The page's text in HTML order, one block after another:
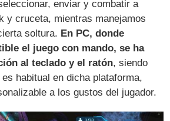
enviar y combatir a
y cruceta, mientras manejamos
soltura. En PC, donde
el juego con mando, se ha
al teclado y el ratón, siendo
habitual en dicha plataforma,
a los gustos del jugador.